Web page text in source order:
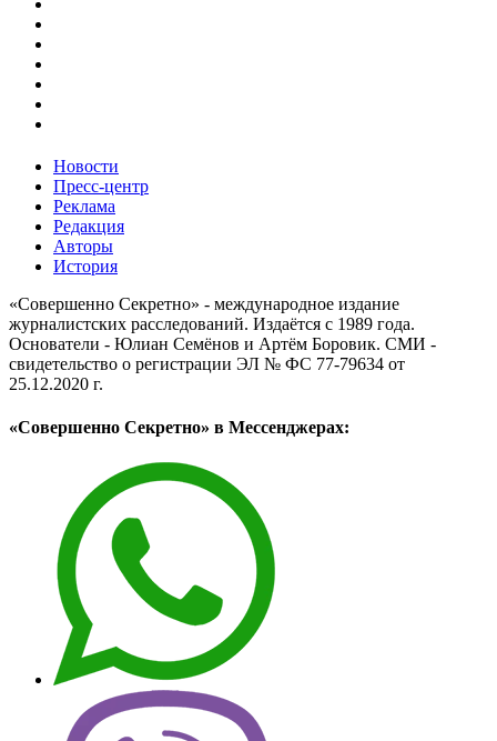
Новости
Пресс-центр
Реклама
Редакция
Авторы
История
«Совершенно Секретно» - международное издание
журналистских расследований. Издаётся с 1989 года.
Основатели - Юлиан Семёнов и Артём Боровик. CМИ -
свидетельство о регистрации ЭЛ № ФС 77-79634 от
25.12.2020 г.
«Совершенно Секретно» в Мессенджерах: